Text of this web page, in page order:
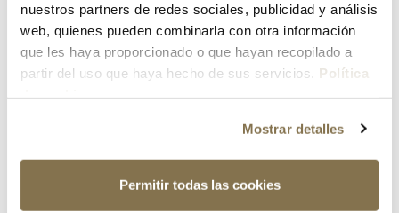
nuestros partners de redes sociales, publicidad y análisis
web, quienes pueden combinarla con otra información
que les haya proporcionado o que hayan recopilado a
partir del uso que haya hecho de sus servicios. Política
Mostrar detalles
Permitir todas las cookies
¿Has olvidado tu contraseña?